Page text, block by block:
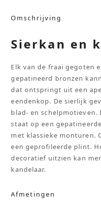
Omschrijving
Sierkan en
Elk van de fraai gegoten
gepatineerd bronzen
dat ontspringt uit een
eendenkop. De sierlijk
blad- en schelpmotieven.
staat op een
met klassieke monturen.
een geprofileerde plint.
decoratief uitzien kan
kandelaar.
Afmetingen